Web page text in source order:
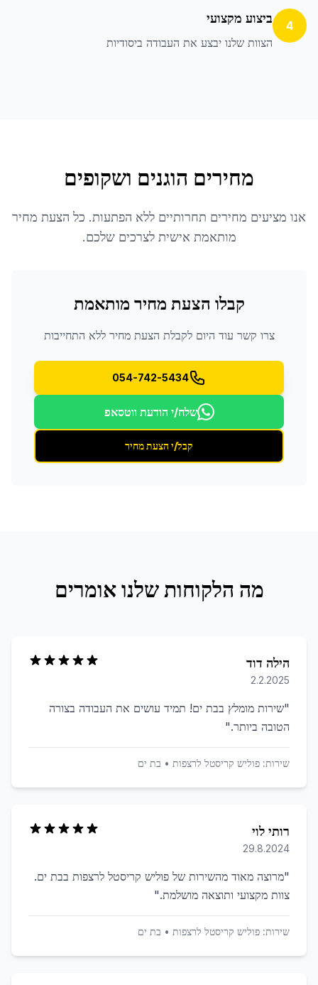
4 ביצוע מקצועי
הצוות שלנו יבצע את העבודה ביסודיות
מחירים הוגנים ושקופים
אנו מציעים מחירים תחרותיים ללא הפתעות. כל הצעת מחיר
מותאמת אישית לצרכים שלכם.
קבלו הצעת מחיר מותאמת
צרו קשר עוד היום לקבלת הצעת מחיר ללא התחייבות
054-742-5434
שלח/י הודעת ווטסאפ
קבל/י הצעת מחיר
מה הלקוחות שלנו אומרים
הילה דוד
2.2.2025
"שירות מומלץ בבת ים! תמיד עושים את העבודה בצורה
הטובה ביותר."
שירות: פוליש קריסטל לרצפות • בת ים
רותי לוי
29.8.2024
"מרוצה מאוד מהשירות של פוליש קריסטל לרצפות בבת ים.
צוות מקצועי ותוצאה מושלמת."
שירות: פוליש קריסטל לרצפות • בת ים